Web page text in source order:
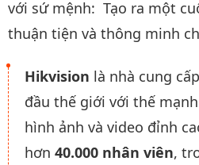
với sứ mệnh: Tạo ra một
thuận tiện và thông minh
Hikvision là nhà cung cấp
đầu thế giới với thế
hình ảnh và video đỉnh
hơn 40.000 nhân viên,